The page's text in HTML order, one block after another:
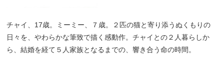
チャイ、17歳。ミーミー、７歳。２匹の猫と寄り添うぬくもりの
日々を、やわらかな筆致で描く感動作。チャイとの２人暮らしか
ら、結婚を経て５人家族となるまでの、響き合う命の時間。